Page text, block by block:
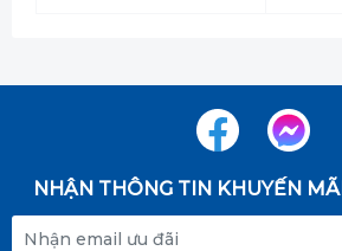
NHẬN THÔNG TIN KHUYẾN